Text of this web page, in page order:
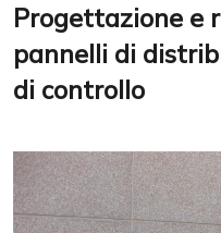
Progettazione e
pannelli di
di controllo